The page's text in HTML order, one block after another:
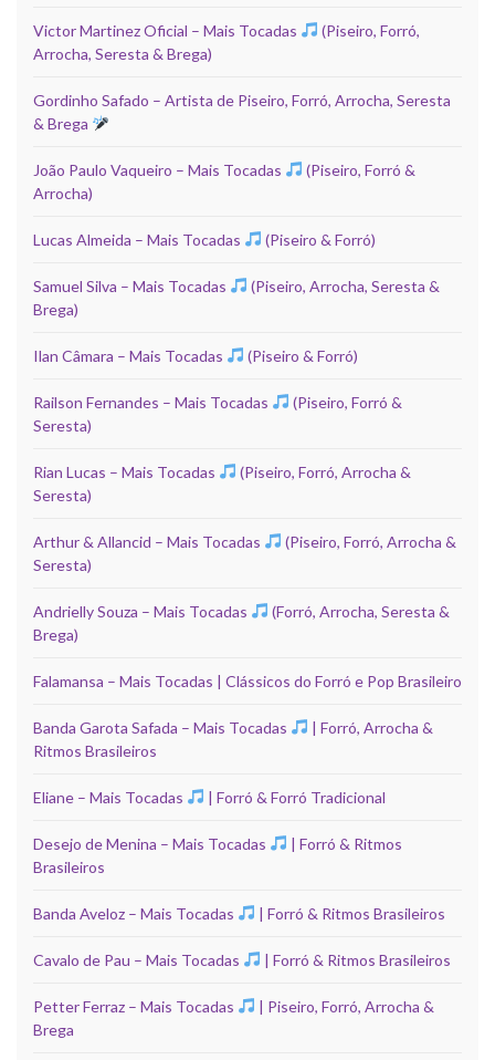
Victor Martinez Oficial – Mais Tocadas
(Piseiro, Forró,
Arrocha, Seresta & Brega)
Gordinho Safado – Artista de Piseiro, Forró, Arrocha, Seresta
& Brega
João Paulo Vaqueiro – Mais Tocadas
(Piseiro, Forró &
Arrocha)
Lucas Almeida – Mais Tocadas (Piseiro & Forró)
Samuel Silva – Mais Tocadas
(Piseiro, Arrocha, Seresta &
Brega)
Ilan Câmara – Mais Tocadas (Piseiro & Forró)
Railson Fernandes – Mais Tocadas
(Piseiro, Forró &
Seresta)
Rian Lucas – Mais Tocadas
(Piseiro, Forró, Arrocha &
Seresta)
Arthur & Allancid – Mais Tocadas
(Piseiro, Forró, Arrocha &
Seresta)
Andrielly Souza – Mais Tocadas
(Forró, Arrocha, Seresta &
Brega)
Falamansa – Mais Tocadas | Clássicos do Forró e Pop Brasileiro
Banda Garota Safada – Mais Tocadas
| Forró, Arrocha &
Ritmos Brasileiros
Eliane – Mais Tocadas | Forró & Forró Tradicional
Desejo de Menina – Mais Tocadas
| Forró & Ritmos
Brasileiros
Banda Aveloz – Mais Tocadas | Forró & Ritmos Brasileiros
Cavalo de Pau – Mais Tocadas | Forró & Ritmos Brasileiros
Petter Ferraz – Mais Tocadas
| Piseiro, Forró, Arrocha &
Brega